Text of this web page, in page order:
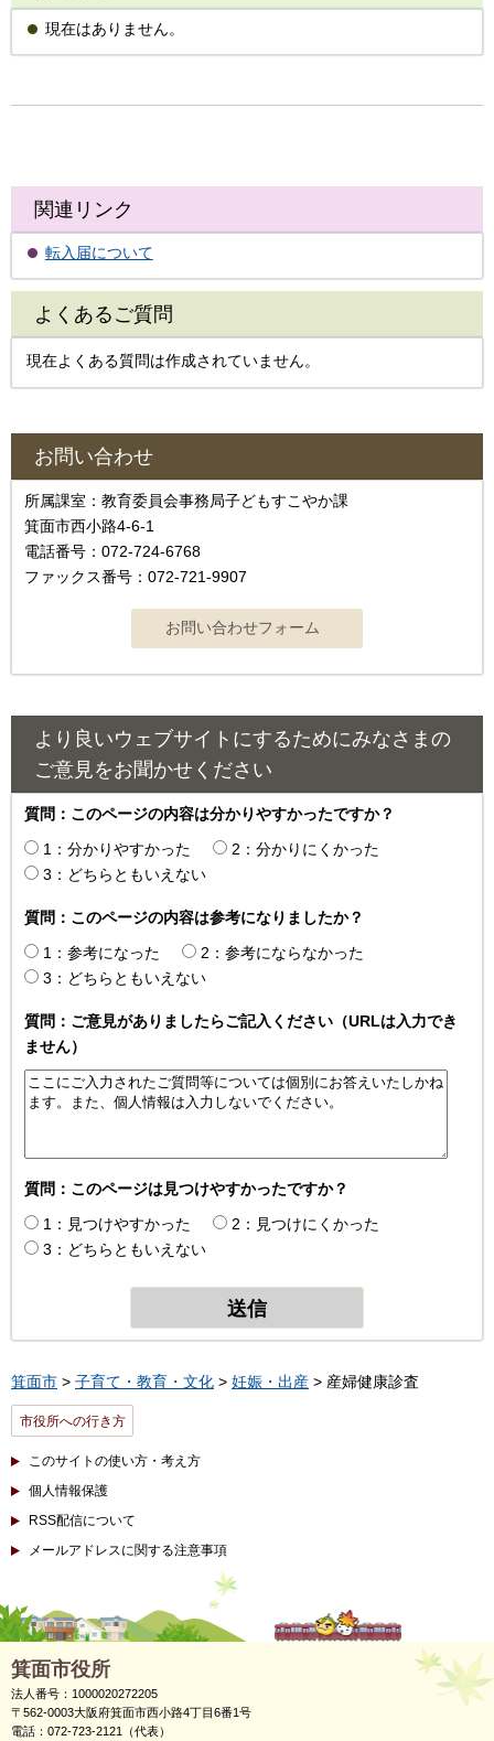
現在はありません。
関連リンク
転入届について
よくあるご質問
現在よくある質問は作成されていません。
お問い合わせ
所属課室：教育委員会事務局子どもすこやか課
箕面市西小路4‐6‐1
電話番号：072-724-6768
ファックス番号：072-721-9907
より良いウェブサイトにするためにみなさまの
ご意見をお聞かせください
質問：このページの内容は分かりやすかったですか？
1：分かりやすかった
2：分かりにくかった
3：どちらともいえない
質問：このページの内容は参考になりましたか？
1：参考になった
2：参考にならなかった
3：どちらともいえない
質問：ご意見がありましたらご記入ください（URLは入力でき
ません）
質問：このページは見つけやすかったですか？
1：見つけやすかった
2：見つけにくかった
3：どちらともいえない
箕面市 > 子育て・教育・文化 > 妊娠・出産 > 産婦健康診査
市役所への行き方
このサイトの使い方・考え方
個人情報保護
RSS配信について
メールアドレスに関する注意事項
箕面市役所
法人番号：1000020272205
〒562-0003大阪府箕面市西小路4丁目6番1号
電話：072-723-2121（代表）